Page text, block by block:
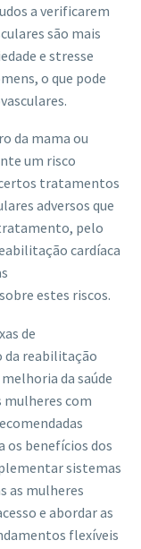
a verificarem
são mais
e stresse
o que pode
da mama ou
um risco
certos tratamentos
adversos que
pelo
cardíaca
estes riscos.
de
da reabilitação
da saúde
mulheres com
os benefícios dos
sistemas
as mulheres
e abordar as
flexíveis